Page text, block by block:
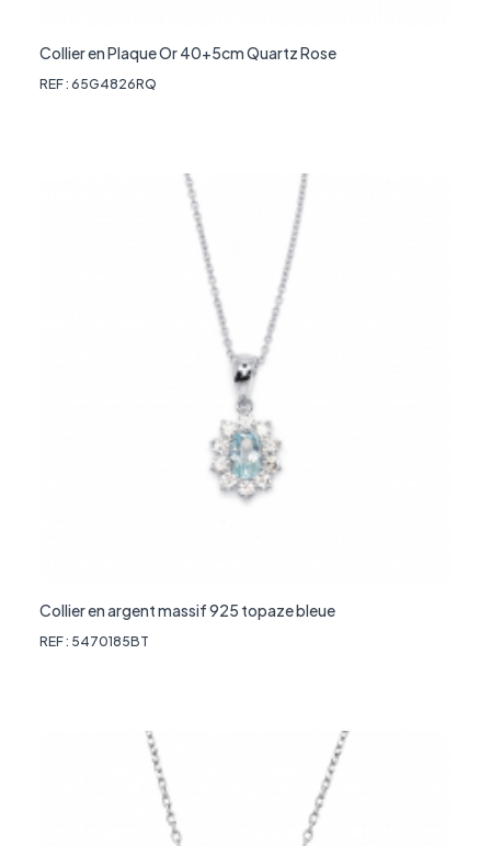
Collier en Plaque Or 40+5cm Quartz Rose
REF : 65G4826RQ
Collier en argent massif 925 topaze bleue
REF : 5470185BT